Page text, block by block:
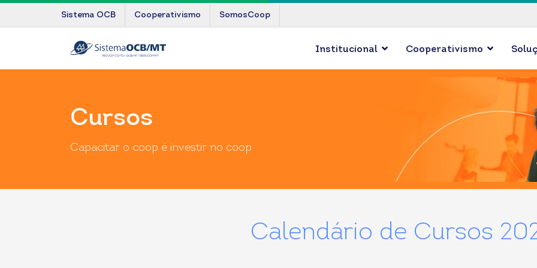
Sistema OCB Cooperativismo SomosCoop
Institucional Cooperativismo
Cursos
Capacitar o coop é investir no coop
Calendário de Cursos